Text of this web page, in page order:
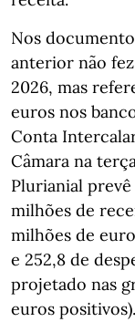
Nos
anterior não
2026, mas
euros nos
Conta
Câmara na
Plurianial
milhões de
milhões de
e 252,8 de
projetado nas
euros positivos).